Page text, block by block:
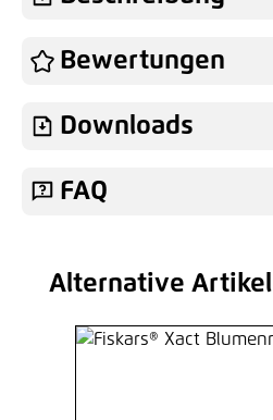
Bewertungen
Downloads
FAQ
Produktgalerie überspringen
Alternative Artikel